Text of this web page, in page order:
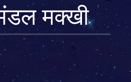
मक्खी